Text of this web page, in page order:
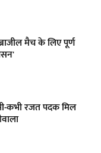
मैच के लिए पूर्ण
कभी रजत पदक मिल